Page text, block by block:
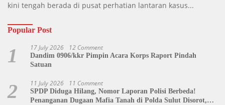
kini tengah berada di pusat perhatian lantaran kasus...
Popular Post
1 17 July 2026 12 Comment
Dandim 0906/kkr Pimpin Acara Korps Raport Pindah
Satuan
2 11 July 2026 11 Comment
SPDP Diduga Hilang, Nomor Laporan Polisi Berbeda!
Penanganan Dugaan Mafia Tanah di Polda Sulut Disorot,